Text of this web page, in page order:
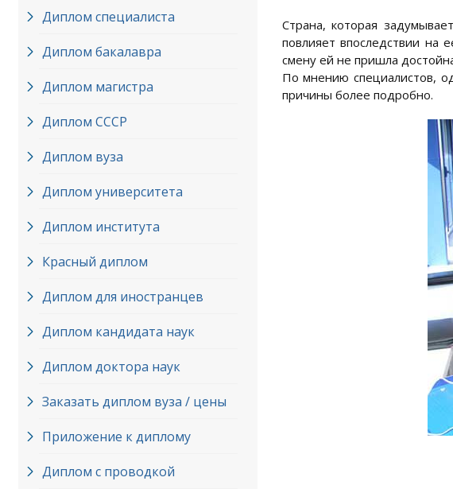
Диплом специалиста
Диплом бакалавра
Диплом магистра
Диплом СССР
Диплом вуза
Диплом университета
Диплом института
Красный диплом
Диплом для иностранцев
Диплом кандидата наук
Диплом доктора наук
Заказать диплом вуза / цены
Приложение к диплому
Диплом с проводкой
Страна, которая
повлияет впоследствии на
смену ей не пришла
По мнению специалистов,
причины более подробно.